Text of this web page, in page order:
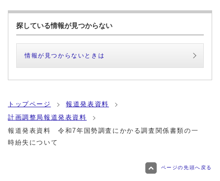
探している情報が見つからない
情報が見つからないときは
トップページ
報道発表資料
計画調整局報道発表資料
報道発表資料 令和7年国勢調査にかかる調査関係書類の一
時紛失について
ページの先頭へ戻る